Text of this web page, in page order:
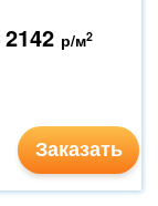
2142 р/м2
Заказать